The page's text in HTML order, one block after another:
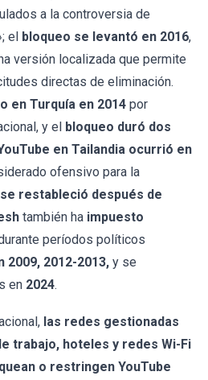
a la controversia de
el bloqueo se levantó en 2016,
versión localizada que permite
directas de eliminación.
en Turquía en 2014 por
y el bloqueo duró dos
en Tailandia ocurrió en
ofensivo para la
restableció después de
también ha impuesto
períodos políticos
2009, 2012-2013, y se
en 2024.
las redes gestionadas
trabajo, hoteles y redes Wi-Fi
o restringen YouTube